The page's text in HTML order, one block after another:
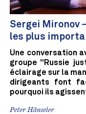
Sergei Mironov
les plus
Une conversation
groupe "Russie
éclairage sur la
dirigeants font
pourquoi ils
Peter Hänseler